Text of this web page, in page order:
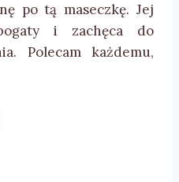
po tą maseczkę. Jej
i zachęca do
Polecam każdemu,